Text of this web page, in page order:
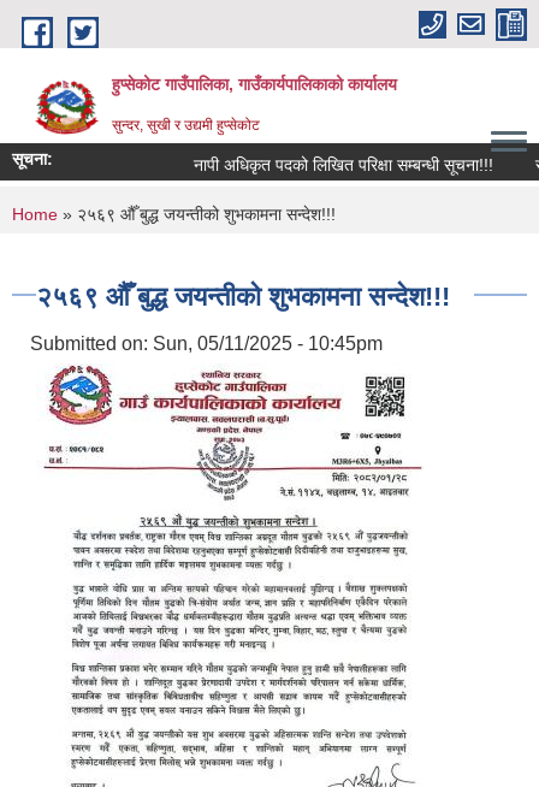
Skip to main content
हुप्सेकोट गाउँपालिका, गाउँकार्यपालिकाको कार्यालय
सुन्दर, सुखी र उद्यमी हुप्सेकोट
सूचना: नापी अधिकृत पदको लिखित परिक्षा सम्बन्धी सूचना!!!
You are here
Home » २५६९ औँ बुद्ध जयन्‍तीको शुभकामना सन्देश!!!
२५६९ औँ बुद्ध जयन्‍तीको शुभकामना सन्देश!!!
Submitted on: Sun, 05/11/2025 - 10:45pm